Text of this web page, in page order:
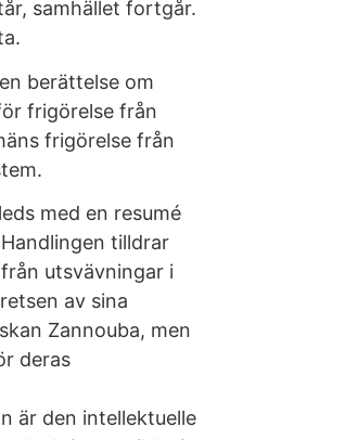
samhället fortgår.
berättelse om
frigörelse från
frigörelse från
med en resumé
tilldrar
utsvävningar i
av sina
Zannouba, men
deras
är den intellektuelle